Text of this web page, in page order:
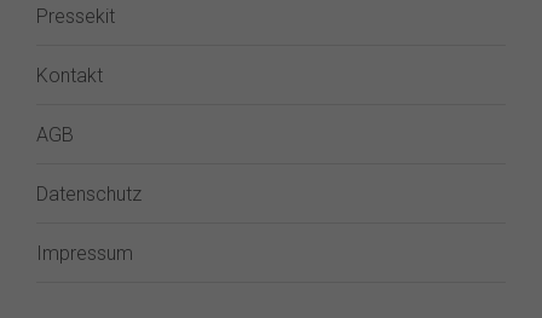
Pressekit
Kontakt
AGB
Datenschutz
Impressum